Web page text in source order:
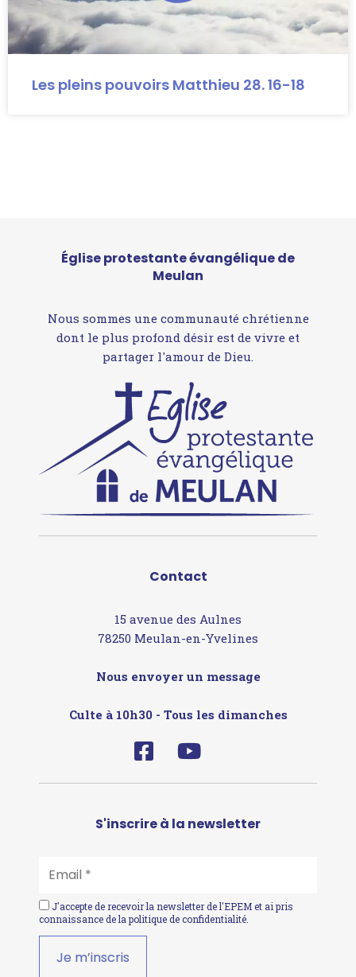
Les pleins pouvoirs Matthieu 28. 16-18
Église protestante évangélique de
Meulan
Nous sommes une communauté chrétienne
dont le plus profond désir est de vivre et
partager l'amour de Dieu.
Contact
15 avenue des Aulnes
78250 Meulan-en-Yvelines
Nous envoyer un message
Culte à 10h30 - Tous les dimanches
S'inscrire à la newsletter
J'accepte de recevoir la newsletter de l'EPEM et ai pris
connaissance de lapolitique de confidentialité.